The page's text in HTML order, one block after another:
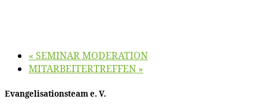
« SEMINAR MODERATION
MITARBEITERTREFFEN »
Evan­ge­li­sa­ti­ons­team e. V.